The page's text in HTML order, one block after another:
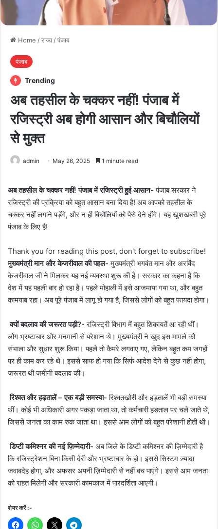
Home /राज्य /पंजाब
पंजाब
Trending
अब तहसील के चक्कर नहीं! पंजाब में
रजिस्ट्री अब होगी आसान और बिचौलियों
से मुक्त
admin May 26, 2025 1 minute read
अब तहसील के चक्कर नहीं! पंजाब में रजिस्ट्री हुई आसान-पंजाब सरकार ने
रजिस्ट्री की प्रक्रिया को बहुत आसान बना दिया है! अब आपको तहसील के
चक्कर नहीं लगाने पड़ेंगे, और न ही बिचौलियों को पैसे देने होंगे। यह खुशखबरी पूरे
पंजाब के लिए है!
Thank you for reading this post, don't forget to subscribe!
मुख्यमंत्री मान और केजरीवाल की पहल-मुख्यमंत्री भगवंत मान और अरविंद
केजरीवाल जी ने मिलकर यह नई व्यवस्था शुरू की है। सरकार का कहना है कि
देश में यह पहली बार हो रहा है। पहले मोहाली में इसे आजमाया गया था, और बहुत
कामयाब रहा। अब पूरे पंजाब में लागू हो गया है, जिससे लोगों को बहुत फायदा होगा।
क्यों बदलाव की जरूरत पड़ी?-रजिस्ट्री विभाग में बहुत शिकायतें आ रही थीं।
लोग भ्रष्टाचार और मनमानी से परेशान थे। मुख्यमंत्री ने खुद इस मामले को
संभाला और सुधार शुरू किया। पहले तो कैमरे लगवाए गए, लेकिन बहुत कम जगहों
पर ही काम कर रहे थे। इससे साफ हो गया कि सिर्फ आदेश देने से कुछ नहीं होगा,
ज़रूरत थी ज़मीनी बदलाव की।
रिश्वत और हड़तालें – एक बड़ी समस्या-रिश्वतखोरी और हड़तालें भी बड़ी समस्या
थीं। कोई भी अधिकारी अगर पकड़ा जाता था, तो कर्मचारी हड़ताल पर चले जाते थे,
जिससे जनता का काम रुक जाता था। इससे आम लोगों को बहुत परेशानी होती थी।
डिप्टी कमिश्नर की नई ज़िम्मेदारी- अब जिले के डिप्टी कमिश्नर की ज़िम्मेदारी है
कि रजिस्ट्रेशन बिना किसी देरी और भ्रष्टाचार के हो। इससे सिस्टम ज़्यादा
जवाबदेह होगा, और अफसर अपनी ज़िम्मेदारी से नहीं बच पाएंगे। इससे आम जनता
को राहत मिलेगी और सरकारी कामकाज में पारदर्शिता आएगी।
शेयर करें :-